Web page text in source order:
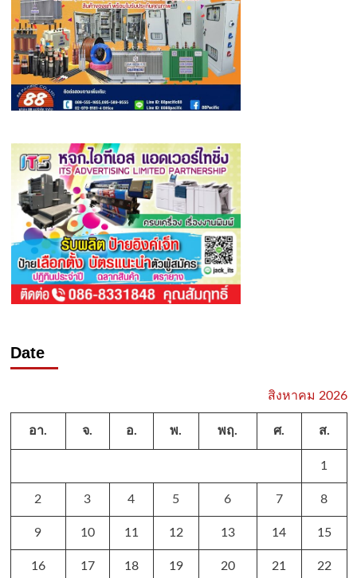
Date
สิงหาคม 2026
อา. จ. อ. พ. พฤ. ศ. ส.
1
2 3 4 5 6 7 8
9 10 11 12 13 14 15
16 17 18 19 20 21 22